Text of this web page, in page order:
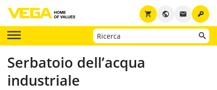
key
email
public
shopping_cart
Serbatoio dell’acqua
industriale